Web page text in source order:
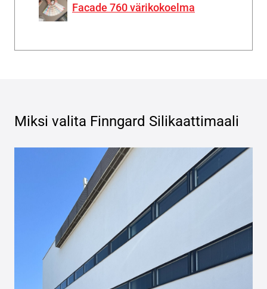
Facade 760 värikokoelma
Miksi valita Finngard Silikaattimaali